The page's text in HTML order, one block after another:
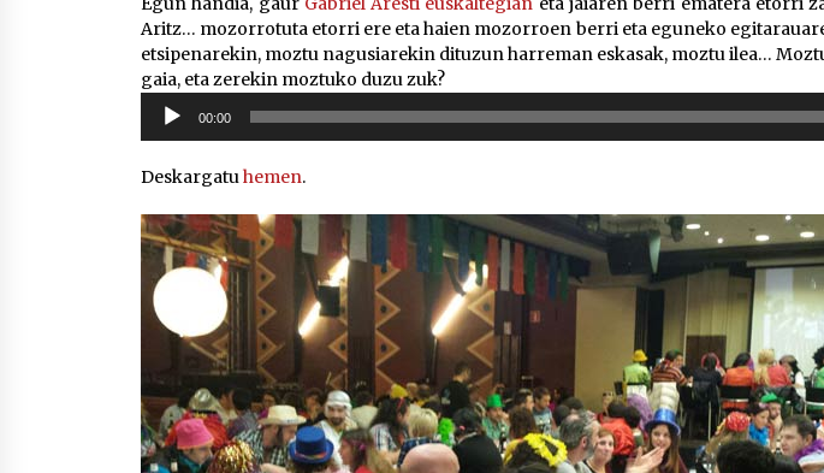
Aritz… mozorrotuta etorri ere eta haien mozorroen berri eta eguneko
etsipenarekin, moztu nagusiarekin dituzun harreman eskasak, moztu ilea…
gaia, eta zerekin moztuko duzu zuk?
Soinu
erreproduzigailua
00:00
Deskargatuhemen.